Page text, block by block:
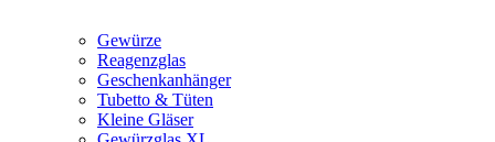
Gewürze
Reagenzglas
Geschenkanhänger
Tubetto & Tüten
Kleine Gläser